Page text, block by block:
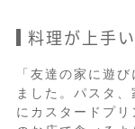
料理が上手い
「友達の家に遊
ました。パスタ
にカスタードプ